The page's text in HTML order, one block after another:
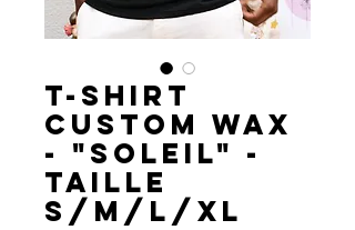
T-shirt
custom wax
- "Soleil" -
Taille
S/M/L/XL